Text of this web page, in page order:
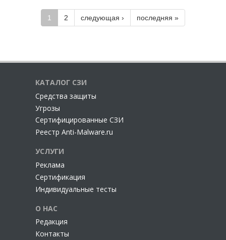
1 2 следующая › последняя »
КАТАЛОГ СЗИ
Cредства защиты
Угрозы
Сертифицированные СЗИ
Реестр Anti-Malware.ru
УСЛУГИ
Реклама
Сертификация
Индивидуальные тесты
О НАС
Редакция
Контакты